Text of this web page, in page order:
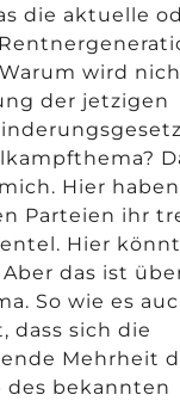
die aktuelle
wird
der jetzigen
Hier
Parteien ihr
Hier
das ist
So wie es
dass sich die
Mehrheit
des bekannten